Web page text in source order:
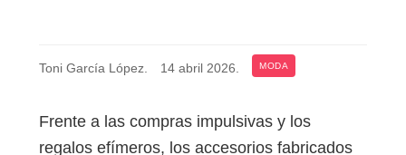
Toni García López. 14 abril 2026. MODA
Frente a las compras impulsivas y los
regalos efímeros, los accesorios fabricados